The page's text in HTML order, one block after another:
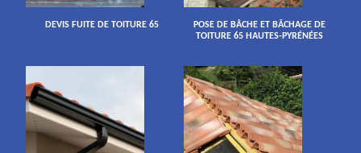
DEVIS FUITE DE TOITURE 65
POSE DE BÂCHE ET BÂCHAGE DE
TOITURE 65 HAUTES-PYRÉNÉES